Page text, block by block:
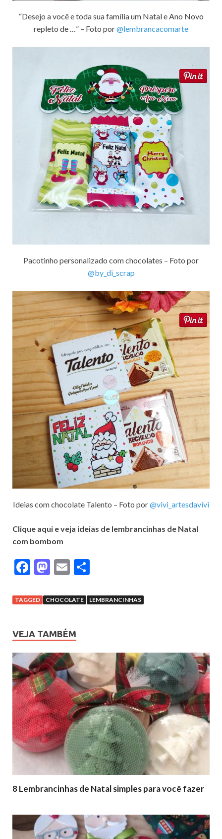
“Desejo a você e toda sua família um Natal e Ano Novo
repleto de …” – Foto por@lembrancacomarte
Pacotinho personalizado com chocolates – Foto por
@by_di_scrap
Ideias com chocolate Talento – Foto por@vivi_artesdavivi
Clique aqui e veja ideias de lembrancinhas de Natal
com bombom
F
e
o
o
k
M
to
o
n
E
ai ar
TAGGED CHOCOLATE LEMBRANCINHAS
VEJA TAMBÉM
8 Lembrancinhas de Natal simples para você fazer